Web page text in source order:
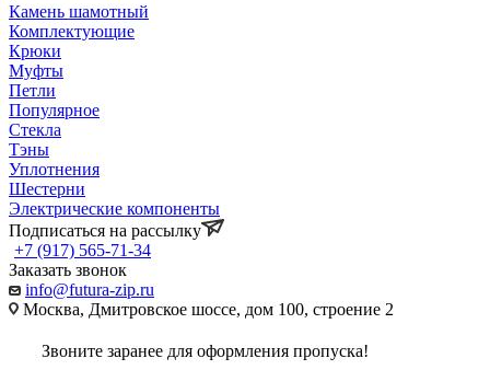
Камень шамотный
Комплектующие
Крюки
Муфты
Петли
Популярное
Стекла
Тэны
Уплотнения
Шестерни
Электрические компоненты
Подписаться на рассылку
+7 (917) 565-71-34
Заказать звонок
info@futura-zip.ru
Москва, Дмитровское шоссе, дом 100, строение 2
Звоните заранее для оформления пропуска!